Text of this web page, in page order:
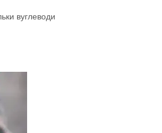
вуглеводи